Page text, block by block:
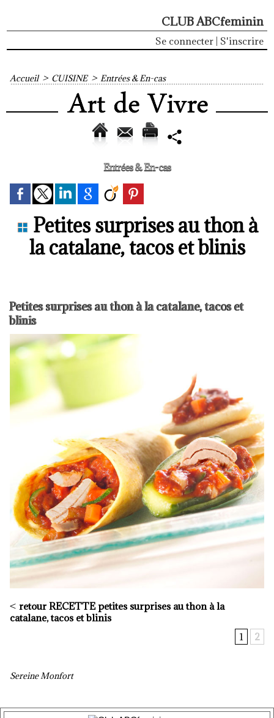
CLUB ABCfeminin
Se connecter S'inscrire
Accueil > CUISINE > Entrées & En-cas
Entrées & En-cas
Petites surprises au thon à
la catalane, tacos et blinis
Petites surprises au thon à la catalane, tacos et
blinis
< retour RECETTEpetites surprises au thon à la
catalane, tacos et blinis
1
2
Sereine Monfort